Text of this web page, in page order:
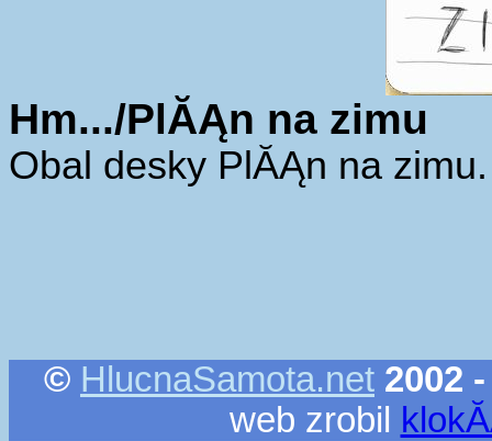
Hm.../PlĂĄn na zimu
Obal desky PlĂĄn na
© HlucnaSamota.net 2002
web zrobil